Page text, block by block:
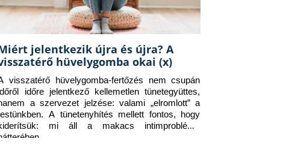
jelentkezik újra és újra? A
hüvelygomba okai (x)
visszatérő hüvelygomba-fertőzés nem csupán
időre jelentkező kellemetlen tünetegyüttes,
a szervezet jelzése: valami „elromlott” a
A tünetenyhítés mellett fontos, hogy
mi áll a makacs intimprobléma